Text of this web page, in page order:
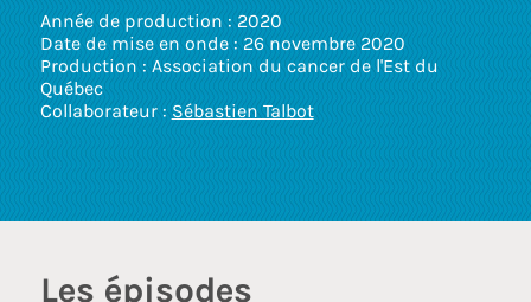
Année de production : 2020
Date de mise en onde : 26 novembre 2020
Production : Association du cancer de l'Est du
Québec
Collaborateur :Sébastien Talbot
Les épisodes